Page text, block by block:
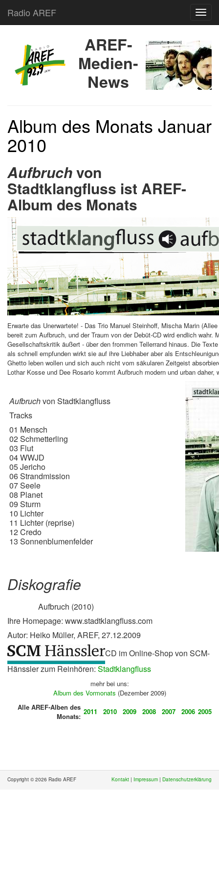
Radio AREF
AREF-
Medien-
News
Album des Monats Januar
2010
Aufbruchvon
Stadtklangfluss ist AREF-
Album des Monats
Erwarte das Unerwartete! - Das Trio Manuel Steinhoff, Mischa Marin
bereit zum Aufbruch, und der Traum von der Debüt-CD wird endlich
Gesellschaftskritik äußert - über den frommen Tellerrand hinaus. Die
als schnell empfunden wirkt sie auf ihre Liebhaber aber als
Ghetto leben wollen und sich auch nicht vom säkularen Zeitgeist
Lothar Kosse und Dee Rosario kommt Aufbruch modern und urban
Aufbruchvon Stadtklangfluss
Tracks
01 Mensch
02 Schmetterling
03 Flut
04 WWJD
05 Jericho
06 Strandmission
07 Seele
08 Planet
09 Sturm
10 Lichter
11 Lichter (reprise)
12 Credo
13 Sonnenblumenfelder
Diskografie
Aufbruch (2010)
Ihre Homepage: www.stadtklangfluss.com
Autor: Heiko Müller, AREF, 27.12.2009
CD im Online-Shop von SCM-
Hänssler zum Reinhören: Stadtklangfluss
mehr bei uns:
Album des Vormonats (Dezember 2009)
Alle AREF-Alben des
Monats:
2011 2010 2009 2008 2007 2006 2005
Copyright © 2026 Radio AREF Kontakt | Impressum | Datenschutzerklärung